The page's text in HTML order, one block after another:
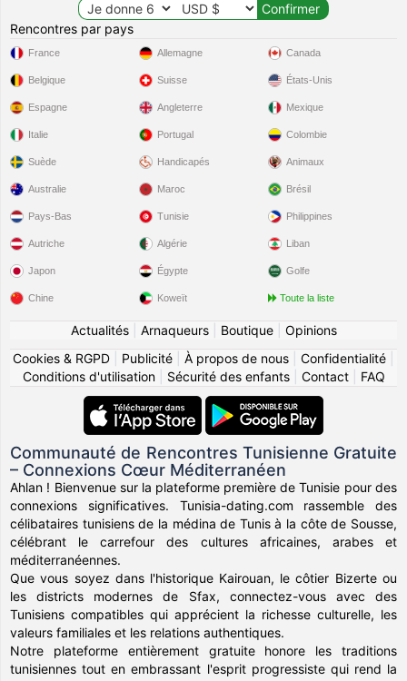
Rencontres par pays
France
Belgique
Espagne
Italie
Suède
Allemagne
Suisse
Angleterre
Portugal
Handicapés
Canada
États-Unis
Mexique
Colombie
Animaux
Australie
Pays-Bas
Autriche
Japon
Chine
Maroc
Tunisie
Algérie
Égypte
Koweït
Brésil
Philippines
Liban
Golfe
Toute la liste
Actualités| Arnaqueurs| Boutique| Opinions
Cookies & RGPD
Publicité À propos de nous Confidentialité
Conditions d'utilisation| Sécurité des enfants| Contact| FAQ
Communauté de Rencontres Tunisienne Gratuite
– Connexions Cœur Méditerranéen
Ahlan ! Bienvenue sur la plateforme première de Tunisie pour des
connexions significatives. Tunisia-dating.com rassemble des
célibataires tunisiens de la médina de Tunis à la côte de Sousse,
célébrant le carrefour des cultures africaines, arabes et
méditerranéennes.
Que vous soyez dans l'historique Kairouan, le côtier Bizerte ou
les districts modernes de Sfax, connectez-vous avec des
Tunisiens compatibles qui apprécient la richesse culturelle, les
valeurs familiales et les relations authentiques.
Notre plateforme entièrement gratuite honore les traditions
tunisiennes tout en embrassant l'esprit progressiste qui rend la